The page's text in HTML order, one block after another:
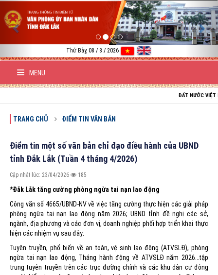
Thứ Bảy, 08 / 8 / 2026
MENU
ĐẤT NƯỚC VIỆT NAM
TRANG CHỦ ĐIỂM TIN VĂN BẢN
Điểm tin một số văn bản chỉ đạo điều hành của UBND
tỉnh Đắk Lắk (Tuần 4 tháng 4/2026)
Cập nhật lúc: 23/04/2026 185
*Đắk Lắk tăng cường phòng ngừa tai nạn lao động
Công văn số 4665/UBND-NV về việc tăng cường thực hiện các giải pháp
phòng ngừa tai nạn lao động năm 2026; UBND tỉnh đề nghị các sở,
ngành, địa phương và các đơn vị, doanh nghiệp phối hợp triển khai thực
hiện các nhiệm vụ sau đây:
Tuyên truyền, phổ biến về an toàn, vệ sinh lao động (ATVSLĐ), phòng
ngừa tai nạn lao động, Tháng hành động về ATVSLĐ năm 2026…tập
trung tuyên truyền trên các trục đường chính và các khu dân cư đông